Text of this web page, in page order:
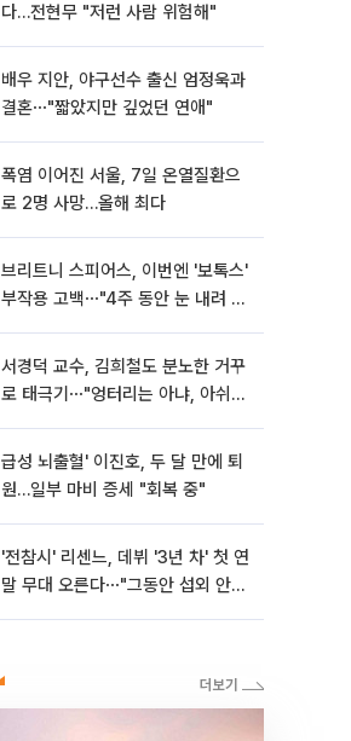
다…전현무 "저런 사람 위험해"
배우 지안, 야구선수 출신 엄정욱과
결혼⋯"짧았지만 깊었던 연애"
폭염 이어진 서울, 7일 온열질환으
로 2명 사망…올해 최다
브리트니 스피어스, 이번엔 '보톡스'
부작용 고백⋯"4주 동안 눈 내려 앉
서경덕 교수, 김희철도 분노한 거꾸
로 태극기⋯"엉터리는 아냐, 아쉬울
급성 뇌출혈' 이진호, 두 달 만에 퇴
원…일부 마비 증세 "회복 중"
'전참시' 리센느, 데뷔 '3년 차' 첫 연
말 무대 오른다⋯"그동안 섭외 안